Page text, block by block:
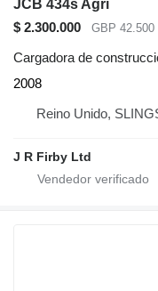
JCB 434s Agri
$ 2.300.000
GBP 42.500
Cargadora de
2008
Reino Unido,
J R Firby Ltd